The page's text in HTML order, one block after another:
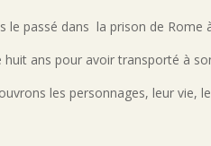
le passé dans la prison de Rome
ans pour avoir transporté à
les personnages, leur vie,